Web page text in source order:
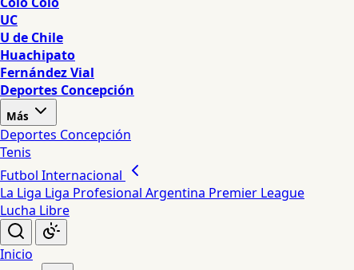
UC
U de Chile
Huachipato
Fernández Vial
Deportes Concepción
Más
Deportes Concepción
Tenis
Futbol Internacional
La Liga Liga Profesional Argentina Premier League
Lucha Libre
Inicio